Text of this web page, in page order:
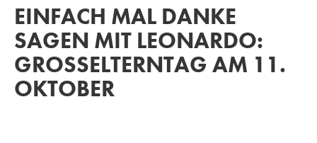
EINFACH MAL DANKE
SAGEN MIT LEONARDO:
GROSSELTERNTAG AM 11. O
KTOBER